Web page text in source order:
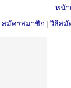
หน้า
สมัครสมาชิก | วิธีสมั